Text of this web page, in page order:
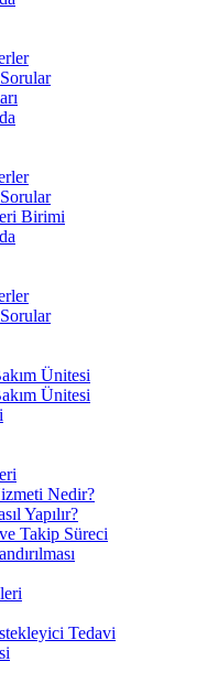
Birimi
Ünitesi
Ünitesi
Nedir?
Yapılır?
Takip Süreci
Tedavi